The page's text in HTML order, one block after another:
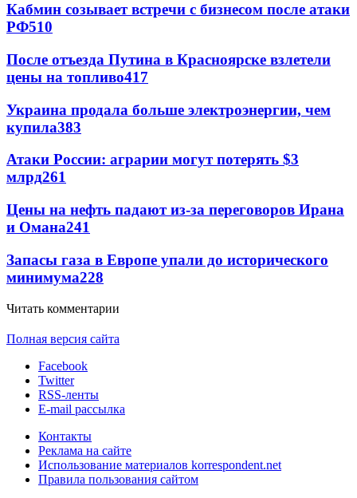
Кабмин созывает встречи с бизнесом после атаки
РФ510
После отъезда Путина в Красноярске взлетели
цены на топливо417
Украина продала больше электроэнергии, чем
купила383
Атаки России: аграрии могут потерять $3
млрд261
Цены на нефть падают из-за переговоров Ирана
и Омана241
Запасы газа в Европе упали до исторического
минимума228
Читать комментарии
Полная версия сайта
Facebook
Twitter
RSS-ленты
E-mail рассылка
Контакты
Реклама на сайте
Использование материалов korrespondent.net
Правила пользования сайтом